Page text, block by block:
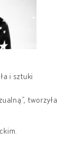
i sztuki
tworzyła